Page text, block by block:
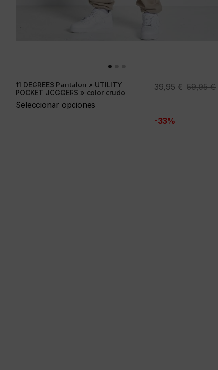
11 DEGREES Pantalon » UTILITY
POCKET JOGGERS » color crudo
Seleccionar opciones
59,95€
El
era:
39,95 €
El
es:
-33%